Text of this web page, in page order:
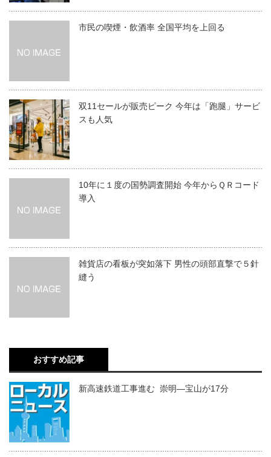
市民の喫煙・飲酒率 全国平均を上回る
双11セールが販売ピーク 今年は「跑腿」サービ
スも人気
10年に１度の国勢調査開始 今年からＱＲコード
導入
雑貨店の看板が突如落下 男性の頭部直撃で５針
縫う
おすすめ記事
新高速鉄道工事進む 崇明―宝山が17分